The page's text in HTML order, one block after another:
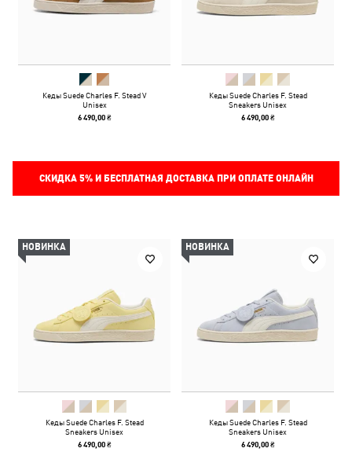
Кеды Suede Charles F. Stead V
Unisex
6 490,00 ₴
Кеды Suede Charles F. Stead
Sneakers Unisex
6 490,00 ₴
СКИДКА 5%И БЕСПЛАТНАЯ ДОСТАВКА ПРИ ОПЛАТЕ ОНЛАЙН
НОВИНКА
Кеды Suede Charles F. Stead
Sneakers Unisex
6 490,00 ₴
НОВИНКА
Кеды Suede Charles F. Stead
Sneakers Unisex
6 490,00 ₴